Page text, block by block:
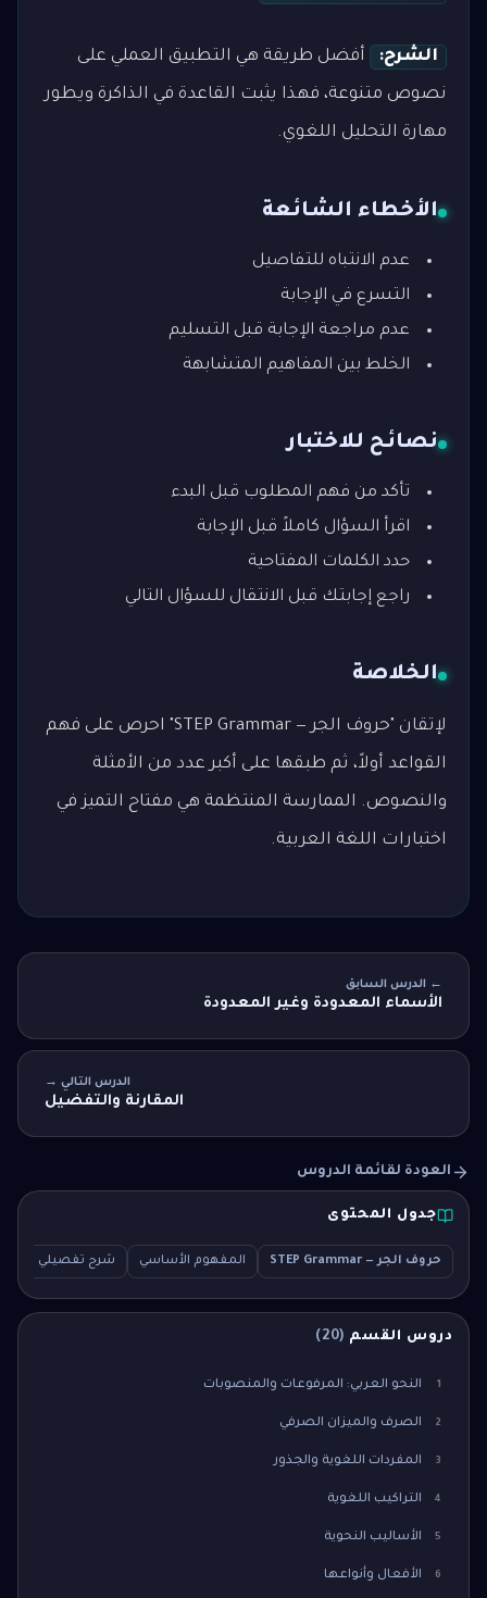
الشرح: أفضل طريقة هي التطبيق العملي على
نصوص متنوعة، فهذا يثبت القاعدة في الذاكرة ويطور
مهارة التحليل اللغوي.
الأخطاء الشائعة
عدم الانتباه للتفاصيل
التسرع في الإجابة
عدم مراجعة الإجابة قبل التسليم
الخلط بين المفاهيم المتشابهة
نصائح للاختبار
تأكد من فهم المطلوب قبل البدء
اقرأ السؤال كاملاً قبل الإجابة
حدد الكلمات المفتاحية
راجع إجابتك قبل الانتقال للسؤال التالي
الخلاصة
لإتقان "حروف الجر — STEP Grammar" احرص على فهم
القواعد أولاً، ثم طبقها على أكبر عدد من الأمثلة
والنصوص. الممارسة المنتظمة هي مفتاح التميز في
اختبارات اللغة العربية.
← الدرس السابق
الأسماء المعدودة وغير المعدودة
الدرس التالي →
المقارنة والتفضيل
العودة لقائمة الدروس
جدول المحتوى
حروف الجر — STEP Grammar المفهوم الأساسي شرح تفصيلي
دروس القسم (
20
)
1 النحو العربي: المرفوعات والمنصوبات
2 الصرف والميزان الصرفي
3 المفردات اللغوية والجذور
4 التراكيب اللغوية
5 الأساليب النحوية
6 الأفعال وأنواعها